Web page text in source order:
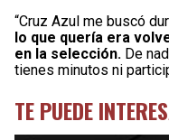
“Cruz Azul me buscó
lo que quería era
en la selección. De
tienes minutos ni
TE PUEDE